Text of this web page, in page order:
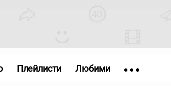
Плейлисти Любими